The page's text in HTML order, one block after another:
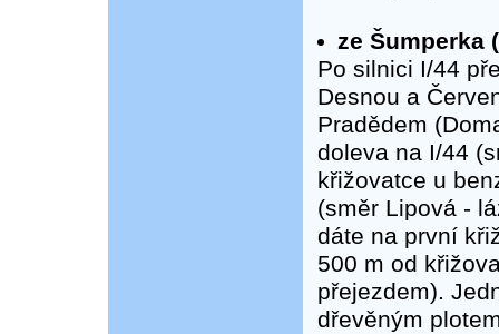
ze Šumperka
Po silnici I/44
Desnou a
Pradědem
doleva na I/44
křižovatce u
(směr Lipová -
dáte na první
500 m od
přejezdem).
dřevěným